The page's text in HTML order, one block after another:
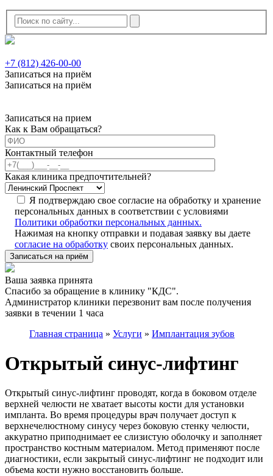
+7 (812) 426-00-00
Записаться на приём
Записаться на приём
Записаться на прием
Как к Вам обращаться?
Контактный телефон
Какая клиника предпочтительней?
Я подтверждаю свое согласие на обработку и хранение
персональных данных в соответствии с условиями
Политики обработки персональных данных.
Нажимая на кнопку отправки и подавая заявку вы даете
согласие на обработку своих персональных данных.
Записаться на приём
Ваша заявка принята
Спасибо за обращение в клинику "КДС".
Администратор клиники перезвонит вам после получения
заявки в течении 1 часа
Главная страница » Услуги » Имплантация зубов
Открытый синус-лифтинг
Открытый синус-лифтинг проводят, когда в боковом отделе
верхней челюсти не хватает высоты кости для установки
импланта. Во время процедуры врач получает доступ к
верхнечелюстному синусу через боковую стенку челюсти,
аккуратно приподнимает ее слизистую оболочку и заполняет
пространство костным материалом. Метод применяют после
диагностики, если закрытый синус-лифтинг не подходит или
объема кости нужно восстановить больше.